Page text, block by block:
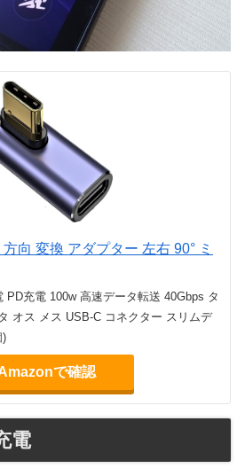
向 変換 アダプター 左右 90° ミ
PD充電 100w 高速データ転送 40Gbps タ
オス メス USB-C コネクター スリムデ
)
で確認
電